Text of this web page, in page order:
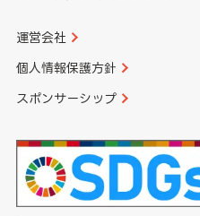
運営会社
個人情報保護方針
スポンサーシップ